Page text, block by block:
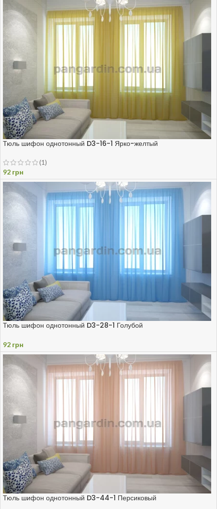
Тюль шифон однотонный D3-16-1 Ярко-желтый
(1)
92 грн
Тюль шифон однотонный D3-28-1 Голубой
92 грн
Тюль шифон однотонный D3-44-1 Персиковый